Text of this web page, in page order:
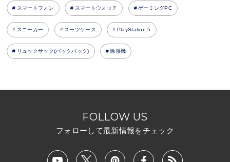
スマートフォン スマートウォッチ ゲーミングPC
スニーカー スーツケース PlayStation 5
リュックサック(バックパック) 除湿機
FOLLOW US
フォローして最新情報をチェック